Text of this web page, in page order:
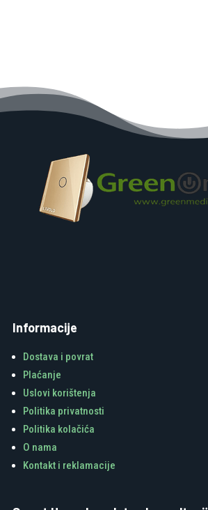
Informacije
Dostava i povrat
Plaćanje
Uslovi korištenja
Politika privatnosti
Politika kolačića
O nama
Kontakt i reklamacije